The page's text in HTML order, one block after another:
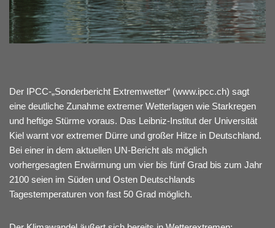
Der IPCC-„Sonderbericht Extremwetter“ (www.ipcc.ch) sagt
eine deutliche Zunahme extremer Wetterlagen wie Starkregen
und heftige Stürme voraus. Das Leibniz-Institut der Universität
Kiel warnt vor extremer Dürre und großer Hitze in Deutschland.
Bei einer in dem aktuellen UN-Bericht als möglich
vorhergesagten Erwärmung um vier bis fünf Grad bis zum Jahr
2100 seien im Süden und Osten Deutschlands
Tagestemperaturen von fast 50 Grad möglich.